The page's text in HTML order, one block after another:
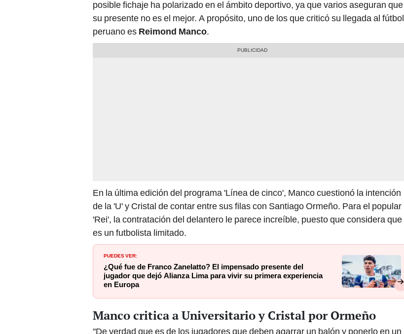
posible fichaje ha polarizado en el ámbito deportivo, ya que varios aseguran que
su presente no es el mejor. A propósito, uno de los que criticó su llegada al fútbol
peruano es Reimond Manco.
En la última edición del programa 'Línea de cinco', Manco cuestionó la intención
de la 'U' y Cristal de contar entre sus filas con Santiago Ormeño. Para el popular
'Rei', la contratación del delantero le parece increíble, puesto que considera que
es un futbolista limitado.
PUEDES VER:
¿Qué fue de Franco Zanelatto? El impensado presente del
jugador que dejó Alianza Lima para vivir su primera experiencia
en Europa
Manco critica a Universitario y Cristal por Ormeño
"De verdad que es de los jugadores que deben agarrar un balón y ponerlo en un